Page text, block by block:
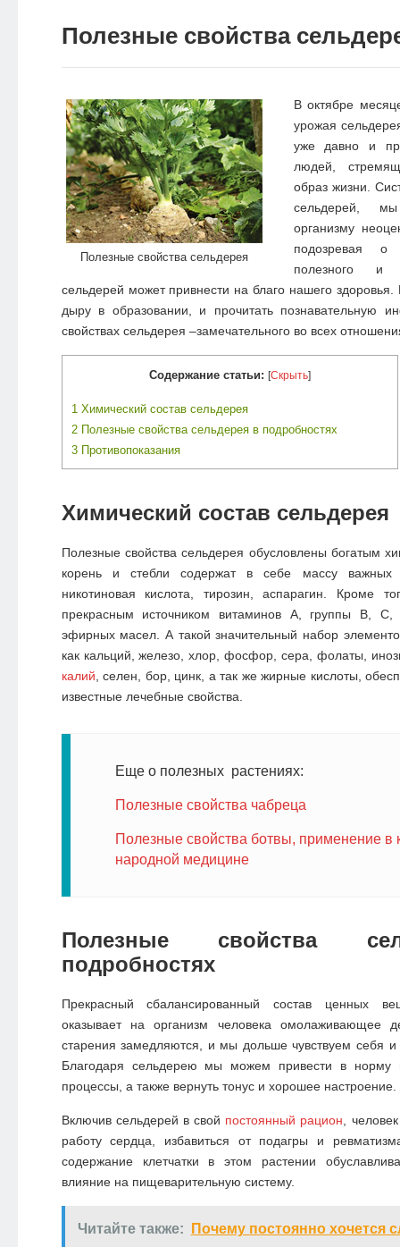
ЭКО-
Полезные свойства
Полезные свойства сельдерея
В октябре
урожая
уже давно и
людей,
образ жизни.
сельдерей,
организму
подозревая о
полезного и
сельдерей может привнести на благо нашего здоровья.
дыру в образовании, и прочитать познавательную
свойствах сельдерея –замечательного во всех
Содержание статьи: [Скрыть]
1 Химический состав сельдерея
2Полезные свойства сельдерея в подробностях
3Противопоказания
Химический состав сельдерея
Полезные свойства сельдерея обусловлены богатым
корень и стебли содержат в себе массу важных
никотиновая кислота, тирозин, аспарагин. Кроме
прекрасным источником витаминов А, группы В,
эфирных масел. А такой значительный набор
как кальций, железо, хлор, фосфор, сера, фолаты,
калий, селен, бор, цинк, а так же жирные кислоты,
известные лечебные свойства.
Еще о полезных растениях:
Полезные свойства чабреца
Полезные свойства ботвы, применение в
народной медицине
Полезные свойства
подробностях
Прекрасный сбалансированный состав ценных
оказывает на организм человека омолаживающее
старения замедляются, и мы дольше чувствуем себя
Благодаря сельдерею мы можем привести в норму
процессы, а также вернуть тонус и хорошее настроение.
Включив сельдерей в свой постоянный рацион,
работу сердца, избавиться от подагры и
содержание клетчатки в этом растении
влияние на пищеварительную систему.
Читайте также: Почему постоянно хочется